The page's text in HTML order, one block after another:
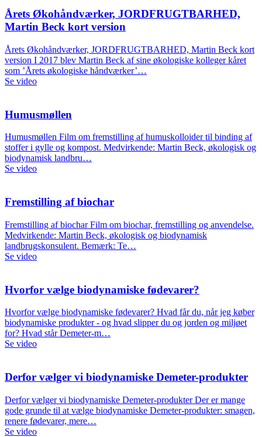
Årets Økohåndværker, JORDFRUGTBARHED,
Martin Beck kort version
Årets Økohåndværker, JORDFRUGTBARHED, Martin Beck kort
version I 2017 blev Martin Beck af sine økologiske kolleger kåret
som ’Årets økologiske håndværker’…
Se video
Humusmøllen
Humusmøllen Film om fremstilling af humuskolloider til binding af
stoffer i gylle og kompost. Medvirkende: Martin Beck, økologisk og
biodynamisk landbru…
Se video
Fremstilling af biochar
Fremstilling af biochar Film om biochar, fremstilling og anvendelse.
Medvirkende: Martin Beck, økologisk og biodynamisk
landbrugskonsulent. Bemærk: Te…
Se video
Hvorfor vælge biodynamiske fødevarer?
Hvorfor vælge biodynamiske fødevarer? Hvad får du, når jeg køber
biodynamiske produkter - og hvad slipper du og jorden og miljøet
for? Hvad står Demeter-m…
Se video
Derfor vælger vi biodynamiske Demeter-produkter
Derfor vælger vi biodynamiske Demeter-produkter Der er mange
gode grunde til at vælge biodynamiske Demeter-produkter: smagen,
renere fødevarer, mere…
Se video